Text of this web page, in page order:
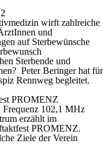
wirft zahlreiche
und
auf Sterbewünsche
Sterbende und
Peter Beringer hat für
Rennweg begleitet.
PROMENZ
Frequenz 102,1 MHz
erzählt im
PROMENZ.
Ziele der Verein